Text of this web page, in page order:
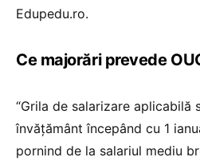
Edupedu.ro.
Ce majorări prevede
“Grila de salarizare aplicabilă
învățământ începând cu 1
pornind de la salariul mediu